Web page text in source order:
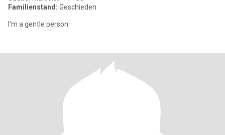
Familienstand: Geschieden
I'm a gentle person